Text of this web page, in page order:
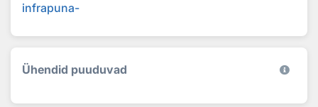
infrapuna-
Ühendid puuduvad